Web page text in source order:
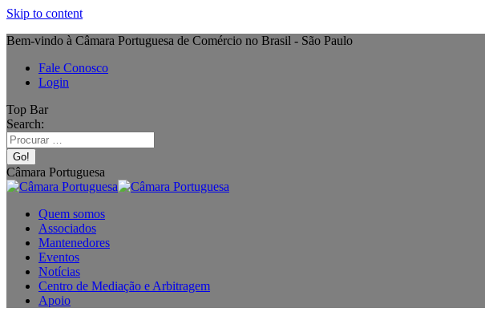
Skip to content
Bem-vindo à Câmara Portuguesa de Comércio no Brasil - São Paulo
Fale Conosco
Login
Top Bar
Search:
Câmara Portuguesa
Quem somos
Associados
Mantenedores
Eventos
Notícias
Centro de Mediação e Arbitragem
Apoio